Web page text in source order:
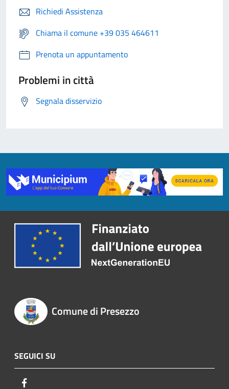
Richiedi Assistenza
Chiama il comune +39 035 464611
Prenota un appuntamento
Problemi in città
Segnala disservizio
Comune di Presezzo
SEGUICI SU